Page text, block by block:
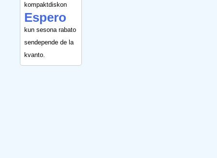
kompaktdiskon
Espero
kun sesona rabato
sendepende de la
kvanto.